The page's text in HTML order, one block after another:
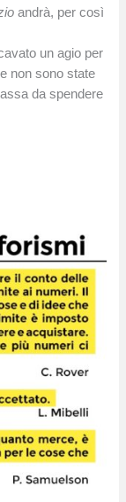
andrà, per così
un agio per
non sono state
da spendere